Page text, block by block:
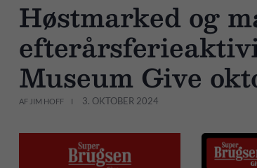
Høstmarked og
Museum Give
AF JIM HOFF 3. OKTOBER 2024